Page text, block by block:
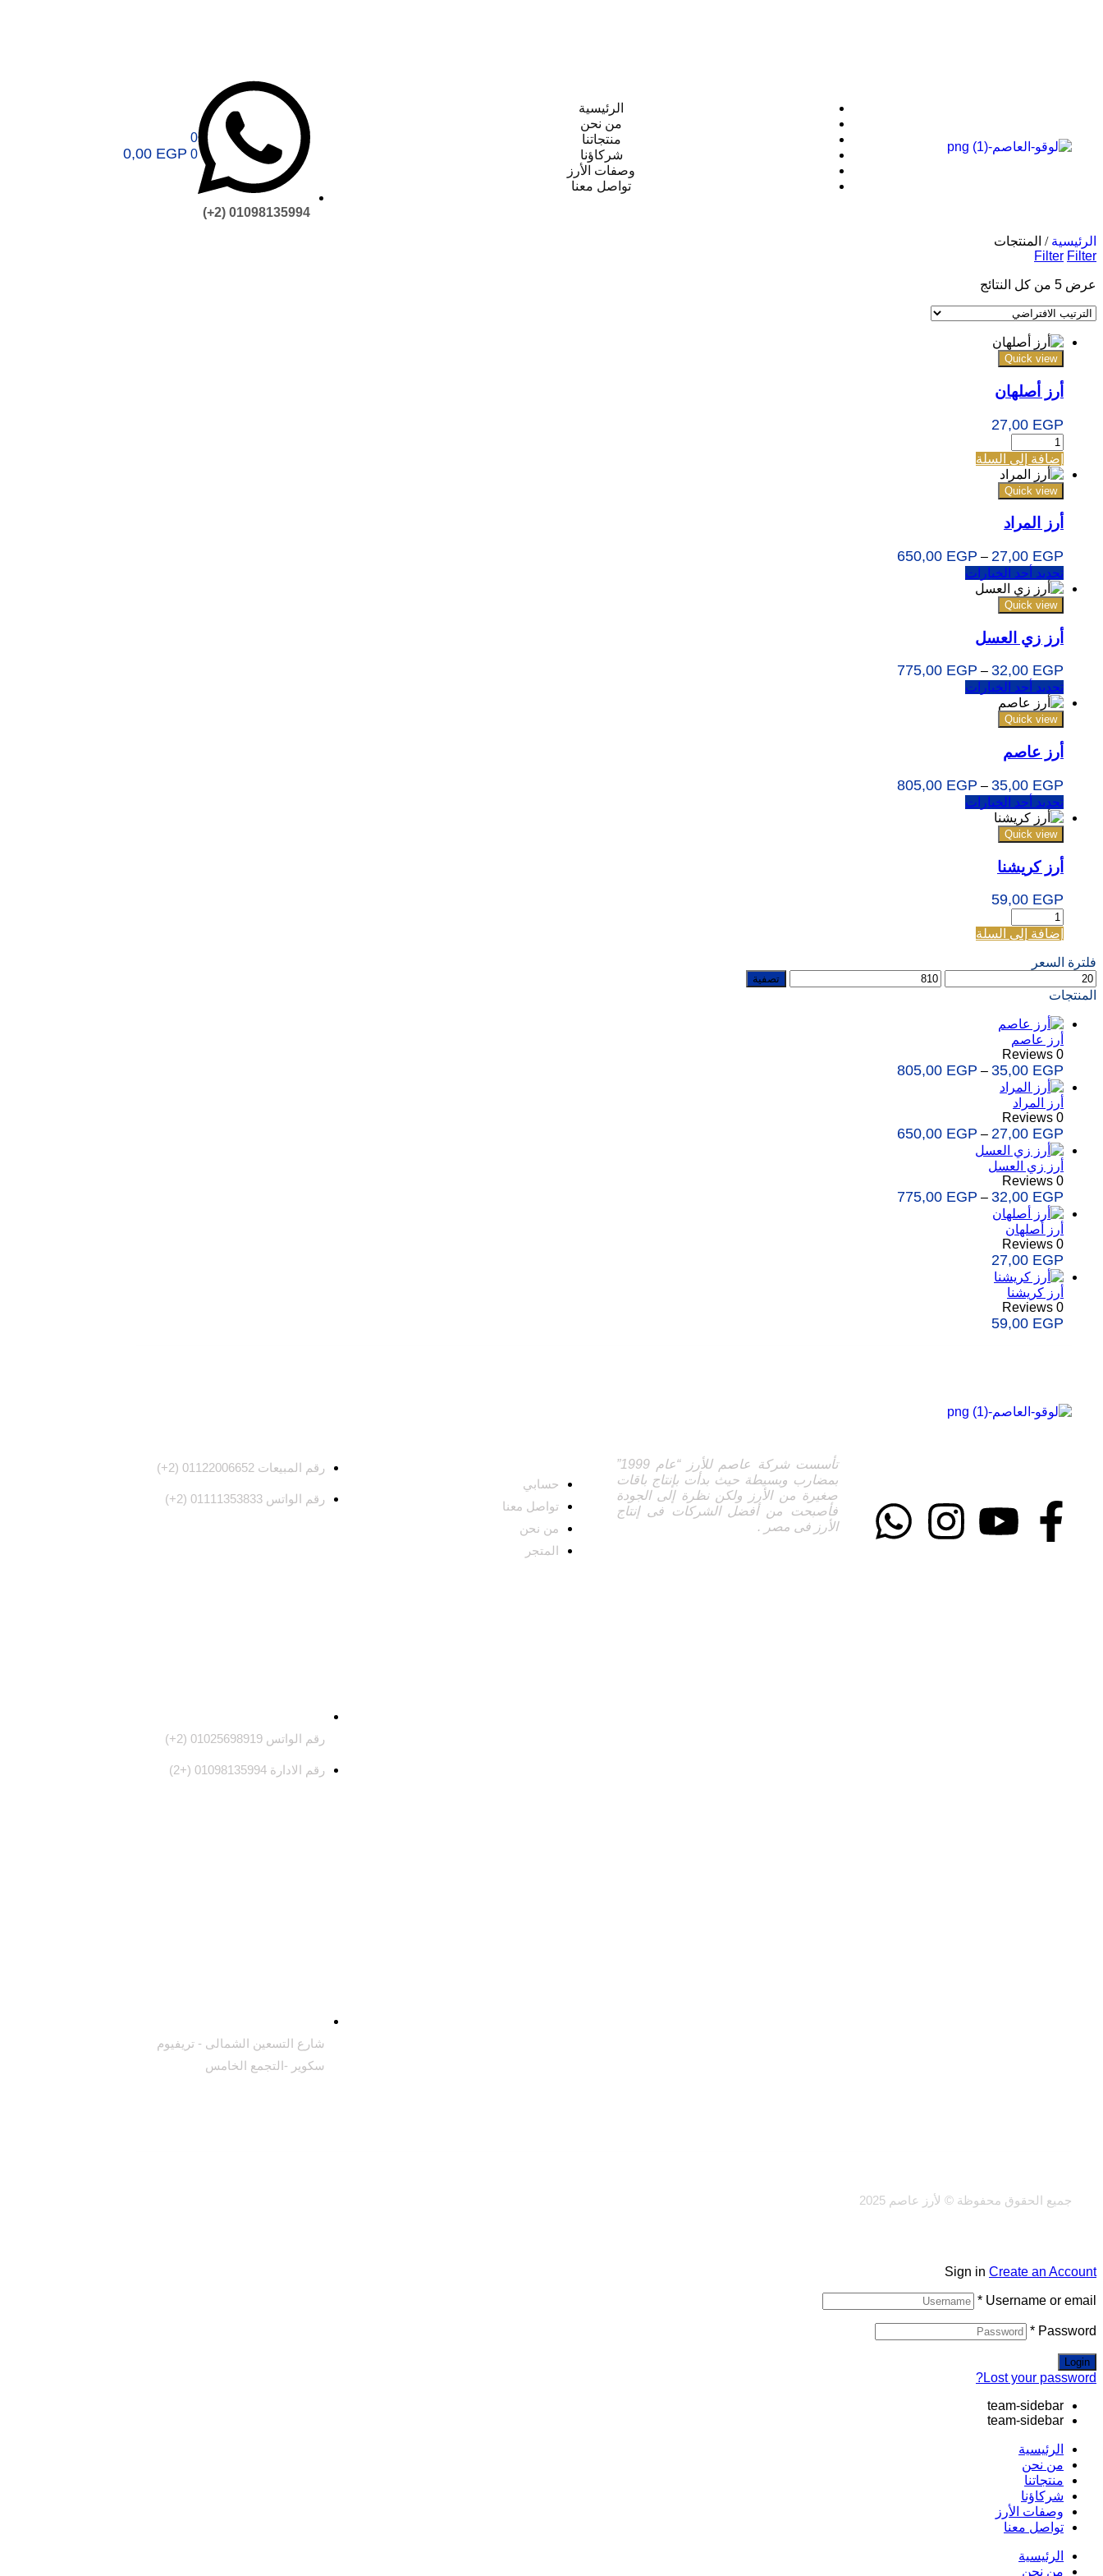
الرئيسية
من نحن
منتجاتنا
شركاؤنا
وصفات الأرز
تواصل معنا
01098135994 (2+)
0
0
0,00 EGP
الرئيسية / المنتجات
Filter Filter
عرض ⁦5⁩ من كل النتائج
Quick view
أرز أصلهان
27,00 EGP
إضافة إلى السلة
Quick view
أرز المراد
27,00 EGP
–
650,00 EGP
تحديد أحد الخيارات
Quick view
أرز زي العسل
32,00 EGP
–
775,00 EGP
تحديد أحد الخيارات
Quick view
أرز عاصم
35,00 EGP
–
805,00 EGP
تحديد أحد الخيارات
Quick view
أرز كريشنا
59,00 EGP
إضافة إلى السلة
فلترة السعر
تصفية
المنتجات
أرز عاصم
0 Reviews
35,00 EGP
–
805,00 EGP
أرز المراد
0 Reviews
27,00 EGP
–
650,00 EGP
أرز زي العسل
0 Reviews
32,00 EGP
–
775,00 EGP
أرز أصلهان
0 Reviews
27,00 EGP
أرز كريشنا
0 Reviews
59,00 EGP
تأسست شركة عاصم للأرز “عام 1999”
بمضارب وبسيطة حيث بدأت بإنتاج باقات
صغيرة من الأرز ولكن نظرة إلى الجودة
فأصبحت من أفضل الشركات فى إنتاج
الأرز فى مصر .
حسابي
تواصل معنا
من نحن
المتجر
رقم المبيعات 01122006652 (2+)
رقم الواتس 01111353833 (2+)
رقم الواتس 01025698919 (2+)
رقم الادارة 01098135994 (+2)
شارع التسعين الشمالى - تريفيوم
سكوير -التجمع الخامس
جميع الحقوق محفوظة © لأرز عاصم 2025
Sign in Create an Account
Username or email
*
Password
*
Login
Lost your password?
team-sidebar
team-sidebar
الرئيسية
من نحن
منتجاتنا
شركاؤنا
وصفات الأرز
تواصل معنا
الرئيسية
من نحن